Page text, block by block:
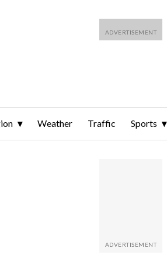
Weather Traffic Sports